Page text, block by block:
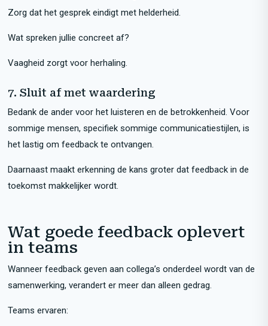
Zorg dat het gesprek eindigt met helderheid.
Wat spreken jullie concreet af?
Vaagheid zorgt voor herhaling.
7. Sluit af met waardering
Bedank de ander voor het luisteren en de betrokkenheid. Voor
sommige mensen, specifiek sommige communicatiestijlen, is
het lastig om feedback te ontvangen.
Daarnaast maakt erkenning de kans groter dat feedback in de
toekomst makkelijker wordt.
Wat goede feedback oplevert
in teams
Wanneer feedback geven aan collega’s onderdeel wordt van de
samenwerking, verandert er meer dan alleen gedrag.
Teams ervaren: